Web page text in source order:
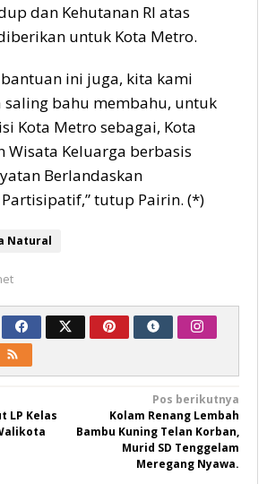
dan Kehutanan RI atas
untuk Kota Metro.
ini juga, kita kami
saling bahu membahu, untuk
Kota Metro sebagai, Kota
Wisata Keluarga berbasis
Berlandaskan
tutup Pairin. (*)
Natural
LP Kelas
Pos berikutnya
Kolam Renang Lembah
Bambu Kuning Telan Korban,
Murid SD Tenggelam
Meregang Nyawa.